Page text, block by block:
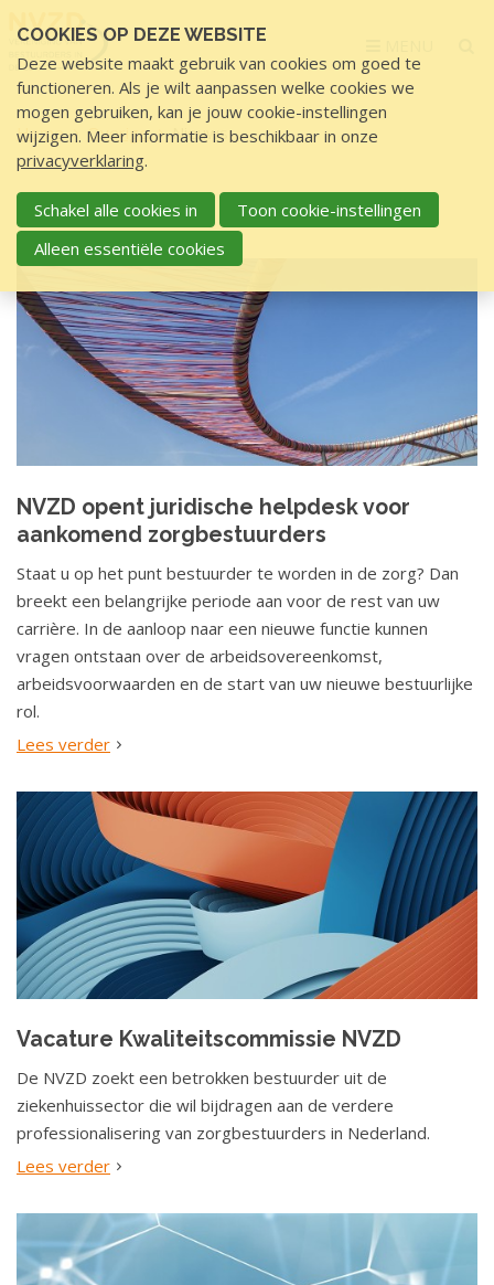
links
over
S
p
r
n
g
n
a
a
r
o
u
d
S
p
n
r
a
v
i
g
a
t
e
Home Overige Nieuws
N
i
e
u
w
NIEUWS
NVZD opent juridische helpdesk voor
aankomend zorgbestuurders
Staat u op het punt bestuurder te worden in de zorg? Dan
breekt een belangrijke periode aan voor de rest van uw
carrière. In de aanloop naar een nieuwe functie kunnen
vragen ontstaan over de arbeidsovereenkomst,
arbeidsvoorwaarden en de start van uw nieuwe bestuurlijke
rol.
Lees verder
Vacature Kwaliteitscommissie NVZD
De NVZD zoekt een betrokken bestuurder uit de
ziekenhuissector die wil bijdragen aan de verdere
professionalisering van zorgbestuurders in Nederland.
Lees verder
COOKIES OP DEZE WEBSITE
Deze website maakt gebruik van cookies om goed te
functioneren. Als je wilt aanpassen welke cookies we
mogen gebruiken, kan je jouw cookie-instellingen
wijzigen. Meer informatie is beschikbaar in onze
privacyverklaring.
Schakel alle cookies in
Toon cookie-instellingen
Alleen essentiële cookies